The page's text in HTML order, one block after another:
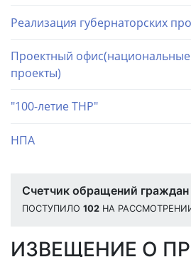
Реализация губернаторских
Проектный офис(национальные
проекты)
"100-летие ТНР"
НПА
Счетчик обращений граждан
ПОСТУПИЛО 102 НА
ИЗВЕЩЕНИЕ О